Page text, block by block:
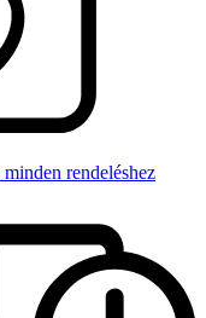
minden rendeléshez